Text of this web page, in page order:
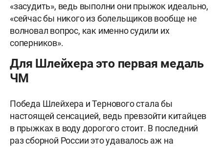
«засудить», ведь выполни они прыжок идеально,
«сейчас бы никого из болельщиков вообще не
волновал вопрос, как именно судили их
соперников».
Для Шлейхера это первая медаль
ЧМ
Победа Шлейхера и Тернового стала бы
настоящей сенсацией, ведь превзойти китайцев
в прыжках в воду дорогого стоит. В последний
раз сборной России это удавалось аж на